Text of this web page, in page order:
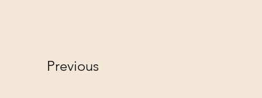
Previous